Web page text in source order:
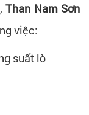
Than Nam Sơn
việc:
suất lò